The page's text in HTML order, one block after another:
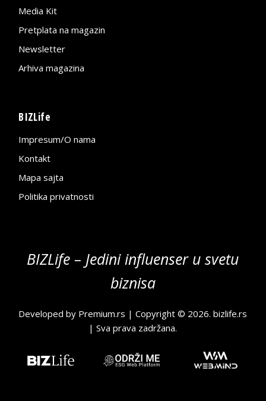
Media Kit
Pretplata na magazin
Newsletter
Arhiva magazina
BIZLife
Impresum/O nama
Kontakt
Mapa sajta
Politika privatnosti
BIZLife – Jedini influenser u svetu
biznisa
Developed by Premium.rs | Copyright © 2026.bizlife.rs
| Sva prava zadržana.